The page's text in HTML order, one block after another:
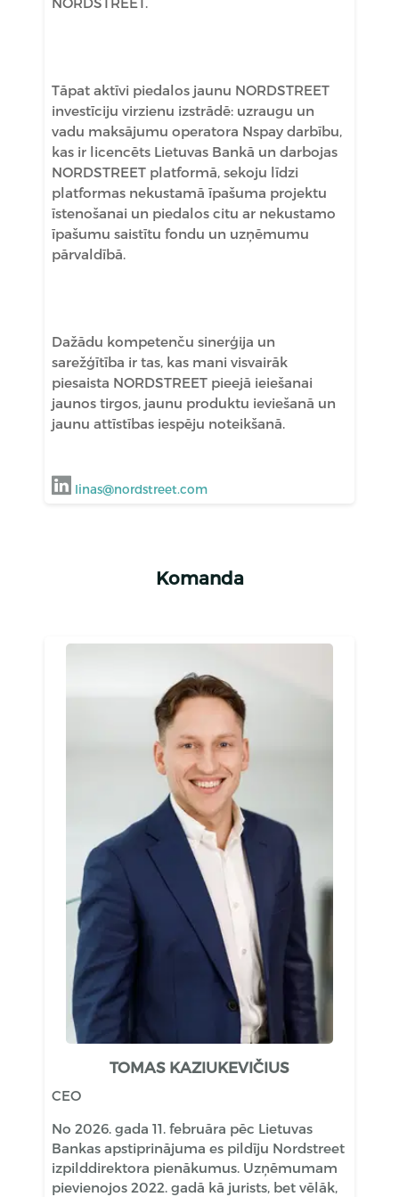
Tāpat aktīvi piedalos jaunu NORDSTREET
investīciju virzienu izstrādē: uzraugu un
vadu maksājumu operatora Nspay darbību,
kas ir licencēts Lietuvas Bankā un darbojas
NORDSTREET platformā, sekoju līdzi
platformas nekustamā īpašuma projektu
īstenošanai un piedalos citu ar nekustamo
īpašumu saistītu fondu un uzņēmumu
pārvaldībā.
Dažādu kompetenču sinerģija un
sarežģītība ir tas, kas mani visvairāk
piesaista NORDSTREET pieejā ieiešanai
jaunos tirgos, jaunu produktu ieviešanā un
jaunu attīstības iespēju noteikšanā.
linas@nordstreet.com
Komanda
TOMAS KAZIUKEVIČIUS
CEO
No 2026. gada 11. februāra pēc Lietuvas
Bankas apstiprinājuma es pildīju Nordstreet
izpilddirektora pienākumus. Uzņēmumam
pievienojos 2022. gadā kā jurists, bet vēlāk,